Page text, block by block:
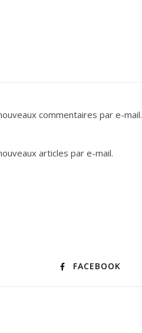
commentaires par e-mail.
articles par e-mail.
FACEBOOK